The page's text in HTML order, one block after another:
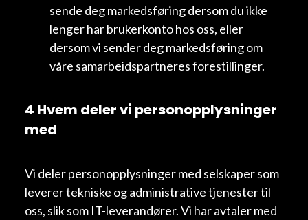
sende deg markedsføring dersom du ikke
lenger har brukerkonto hos oss, eller
dersom vi sender deg markedsføring om
våre samarbeidspartneres forestillinger.
4 Hvem deler vi personopplysninger
med
Vi deler personopplysninger med selskaper som
leverer tekniske og administrative tjenester til
oss, slik som IT-leverandører. Vi har avtaler med